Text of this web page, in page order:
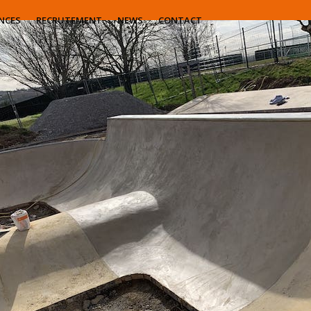
RECRUTEMENT NEWS CONTACT